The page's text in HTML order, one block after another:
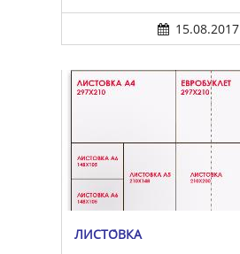
15.08.2017
ЛИСТО́ВКА